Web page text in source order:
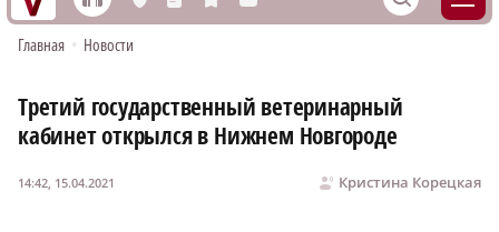
Главная • Новости
Третий государственный ветеринарный
кабинет открылся в Нижнем Новгороде
Кристина Корецкая
14:42, 15.04.2021